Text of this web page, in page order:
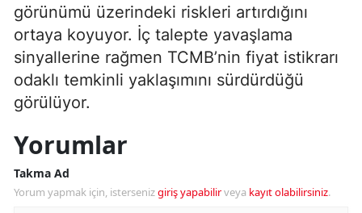
görünümü üzerindeki riskleri artırdığını
ortaya koyuyor. İç talepte yavaşlama
sinyallerine rağmen TCMB’nin fiyat istikrarı
odaklı temkinli yaklaşımını sürdürdüğü
görülüyor.
Yorumlar
Takma Ad
Yorum yapmak için, istersenizgiriş yapabilirveya kayıt olabilirsiniz.